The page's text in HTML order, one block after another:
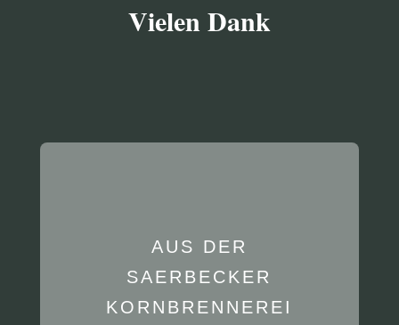
Vielen Dank
AUS DER
SAERBECKER
KORNBRENNEREI